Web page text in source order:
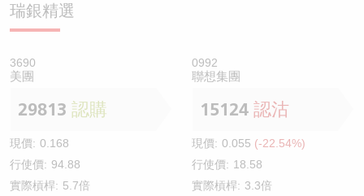
瑞銀精選
3690
美團
29813 認購
現價: 0.168
行使價: 94.88
實際槓桿: 5.7倍
0992
聯想集團
15124 認沽
現價: 0.055 (-22.54%)
行使價: 18.58
實際槓桿: 3.3倍